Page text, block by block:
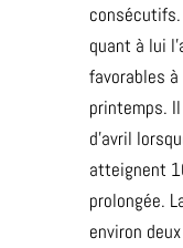
quant à lui
favorables
printemps.
d’avril
atteignent
prolongée.
environ